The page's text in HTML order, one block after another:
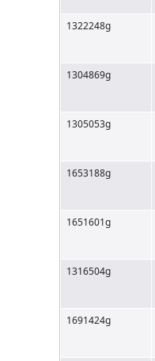
1322248g
1304869g
1305053g
1653188g
1651601g
1316504g
1691424g